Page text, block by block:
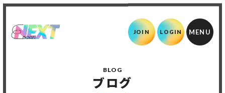
JOIN LOGIN
BLOG
ブログ